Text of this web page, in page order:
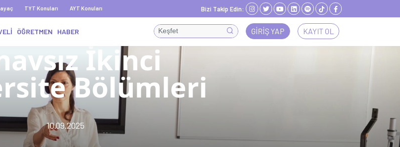
TYT Konuları AYT Konuları Bizi Takip Edin:
GIRIŞ YAP KAYIT OL
ÖĞRETMEN HABER
İkinci
Bölümleri
10.09.2025